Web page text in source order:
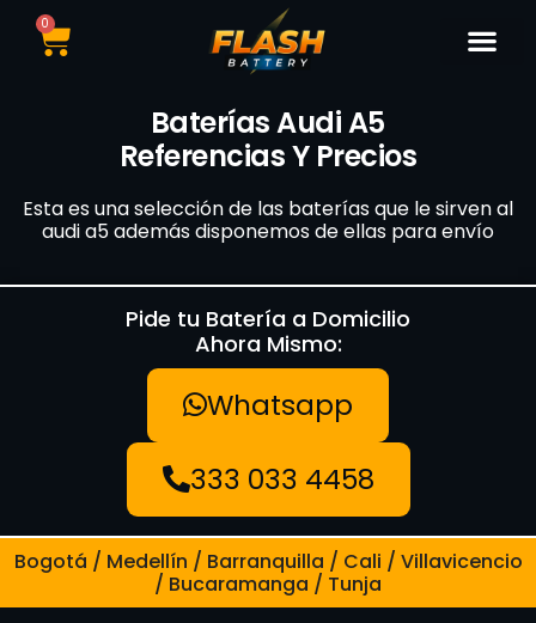
0
Baterías Audi A5
Referencias Y Precios
Esta es una selección de las baterías que le sirven al
audi a5 además disponemos de ellas para envío
Pide tu Batería a Domicilio
Ahora Mismo:
Whatsapp
333 033 4458
Bogotá / Medellín / Barranquilla / Cali / Villavicencio
/ Bucaramanga / Tunja